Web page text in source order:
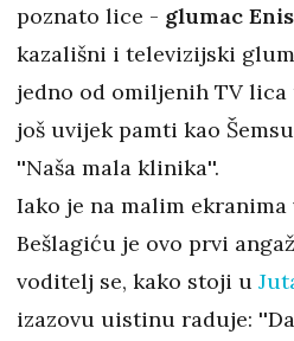
poznato lice - glumac
kazališni i televizijski
jedno od omiljenih TV lica
još uvijek pamti kao
''Naša mala klinika''.
Iako je na malim
Bešlagiću je ovo prvi
voditelj se, kako stoji u
izazovu uistinu raduje: